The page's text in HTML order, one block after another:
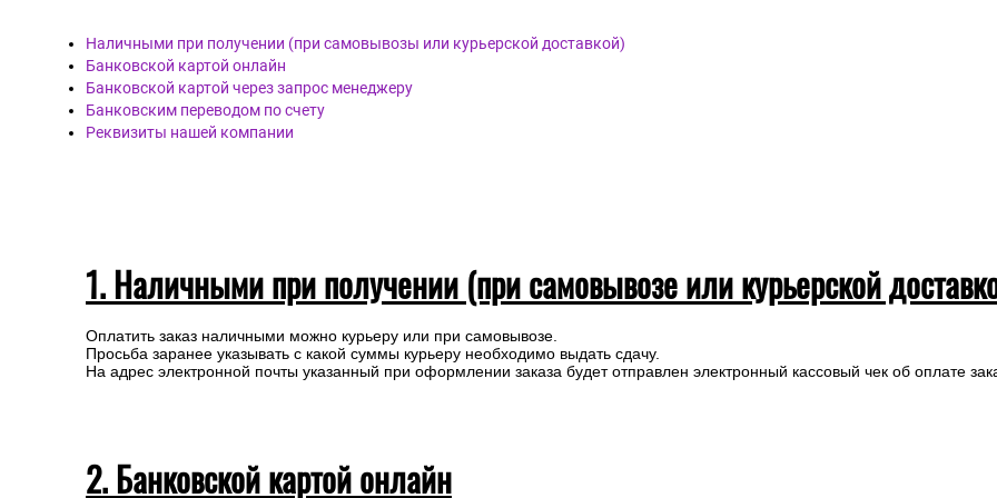
Наличными при получении (при самовывозы или курьерской доставкой)
Банковской картой онлайн
Банковской картой через запрос менеджеру
Банковским переводом по счету
Реквизиты нашей компании
1. Наличными при получении (при самовывозе или курьерской
Оплатить заказ наличными можно курьеру или при самовывозе.
Просьба заранее указывать с какой суммы курьеру необходимо выдать сдачу.
На адрес электронной почты указанный при оформлении заказа будет отправлен электронный кассовый чек об оплате
2. Банковской картой онлайн